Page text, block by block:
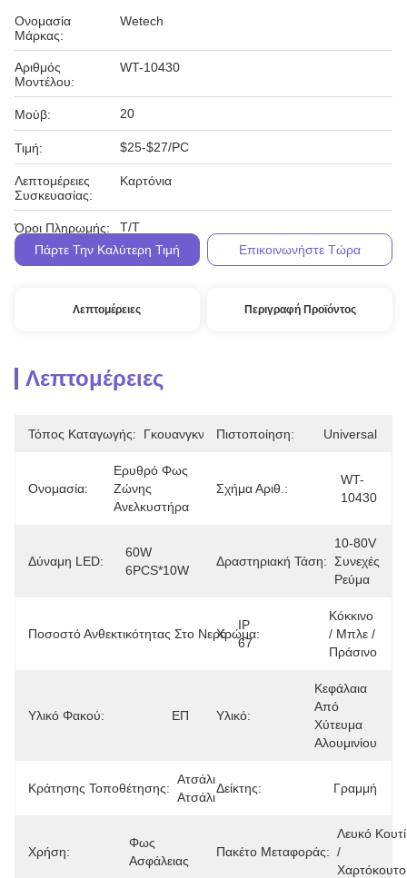
Ονομασία
Μάρκας:
Wetech
Αριθμός
Μοντέλου:
WT-10430
Μούβ: 20
Τιμή: $25-$27/PC
Λεπτομέρειες
Συσκευασίας:
Καρτόνια
Όροι Πληρωμής:
Τ/Τ
Πάρτε Την Καλύτερη Τιμή
Επικοινωνήστε Τώρα
Λεπτομέρειες Περιγραφή Προϊόντος
Λεπτομέρειες
Τόπος Καταγωγής: ΓκουανγκντόνγκΠιστοποίηση: Universal
Ονομασία:
Ερυθρό Φως
Ζώνης
Ανελκυστήρα
Σχήμα Αριθ.:
WT-
10430
Δύναμη LED:
60W
6PCS*10W
Δραστηριακή Τάση:
10-80V
Συνεχές
Ρεύμα
Ποσοστό Ανθεκτικότητας Στο Νερό:
IP
67
Χρώμα:
Κόκκινο
/ Μπλε /
Πράσινο
Υλικό Φακού: ΕΠ Υλικό:
Κεφάλαια
Από
Χύτευμα
Αλουμινίου
Κράτησης Τοποθέτησης:
Ατσάλι
Ατσάλι
Δείκτης: Γραμμή
Χρήση:
Φως
Ασφάλειας
Πακέτο Μεταφοράς:
Λευκό Κουτί
/
Χαρτόκουτο